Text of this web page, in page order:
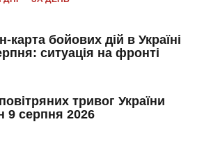
карта бойових дій в Україні
ситуація на фронті
тривог України
9 серпня 2026